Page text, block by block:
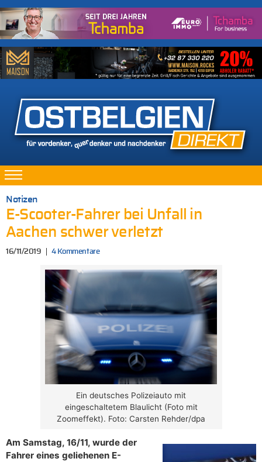
Notizen
E-Scooter-Fahrer bei Unfall in
Aachen schwer verletzt
16/11/2019 4 Kommentare
Ein deutsches Polizeiauto mit
eingeschaltetem Blaulicht (Foto mit
Zoomeffekt). Foto: Carsten Rehder/dpa
Am Samstag, 16/11, wurde der
Fahrer eines geliehenen E-